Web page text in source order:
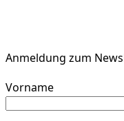
Anmeldung zum
Vorname